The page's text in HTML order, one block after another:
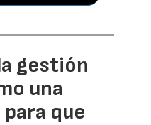
gestión
una
que